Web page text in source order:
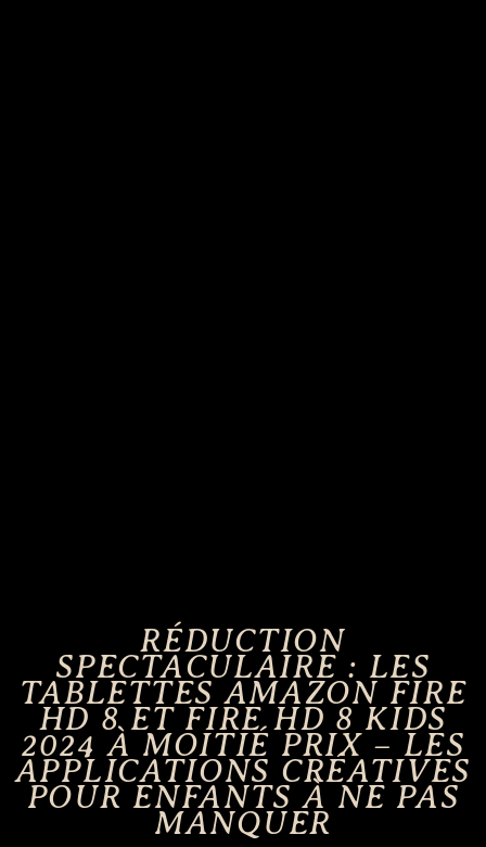
RÉDUCTION
SPECTACULAIRE : LES
TABLETTES AMAZON FIRE
HD 8 ET FIRE HD 8 KIDS
2024 À MOITIÉ PRIX – LES
APPLICATIONS CRÉATIVES
POUR ENFANTS À NE PAS
MANQUER